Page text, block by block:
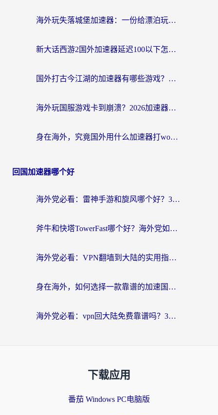
海外玩失落城堡加速器：一份给漂泊玩家的网络自救指南
新大话西游2国外加速器延迟100以下怎么办？海外党实测有效的低延迟指南
国外打古今江湖的加速器有哪些游戏？一个海外玩家的终极选择指南
海外玩国服游戏卡到崩溃？2026加速器免费推荐+实用指南（亲测有效）
身在海外，究竟国外用什么加速器打wow好？
回国加速器哪个好
海外党必看：雷神手游和旋风哪个好？3分钟选对回国加速器，无缝刷国内剧玩游戏
斧牛和快塔TowerFast哪个好？海外党如何选对回国加速器
海外党必看：VPN翻墙到大陆的实用指南——从看CCTV5到选加速器，一篇全搞定
身在海外，如何选择一款靠谱的加速国内网络的加速器？
海外党必看：vpn回大陆免费靠谱吗？3步选对加速器实现无缝刷国内资源
下载应用
番茄 Windows PC电脑版